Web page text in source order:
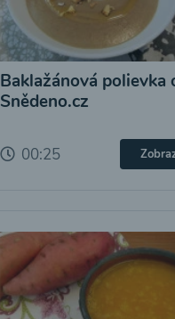
Baklažánová polievka
Snědeno.cz
00:25